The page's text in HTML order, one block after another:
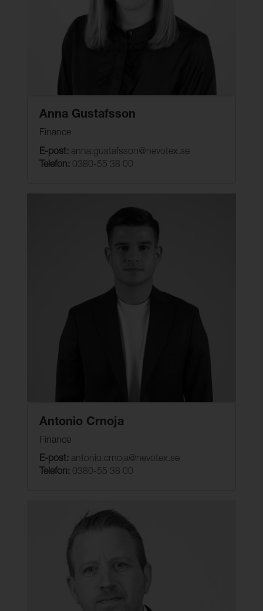
Anna Gustafsson
Finance
E-post: anna.gustafsson@nevotex.se
Telefon: 0380-55 38 00
Antonio Crnoja
Finance
E-post: antonio.crnoja@nevotex.se
Telefon: 0380-55 38 00